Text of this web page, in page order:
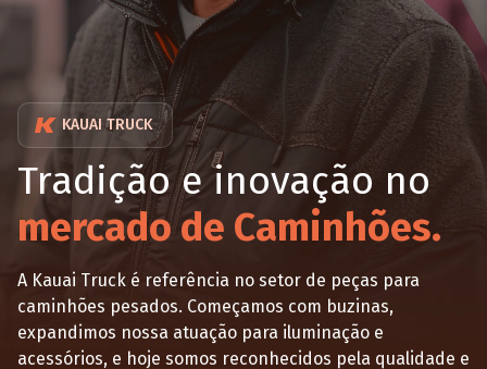
KAUAI TRUCK
Tradição e inovação no
mercado de Caminhões.
A Kauai Truck é referência no setor de peças para
caminhões pesados. Começamos com buzinas,
expandimos nossa atuação para iluminação e
acessórios, e hoje somos reconhecidos pela qualidade e